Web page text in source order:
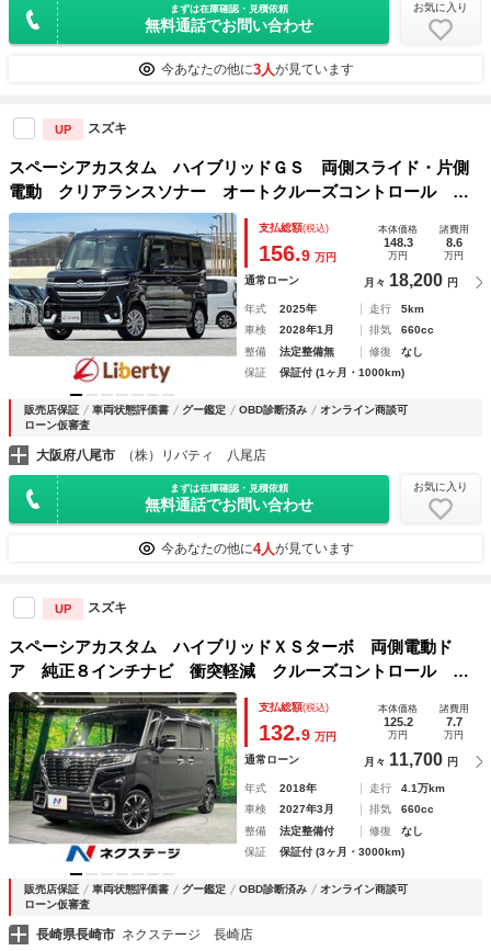
まずは在庫確認・見積依頼
無料通話でお問い合わせ
お気に入り
今あなたの他に3人が見ています
UP スズキ
スペーシアカスタム ハイブリッドＧＳ 両側スライド・片側
電動 クリアランスソナー オートクルーズコントロール レ
ーンアシスト スマートキー アイドリングストップ 電動格
納ミラー シートヒーター ベンチシート ＣＶＴ ＥＳＣ
アルミホイール
支払総額(税込)
156.9 万円
本体価格
148.3
万円
諸費用
8.6
万円
通常ローン 月々 18,200 円
年式 2025年 走行
5km
車検
2028年1月 排気
660cc
整備
法定整備無 修復
なし
保証
保証付 (1ヶ月・1000km)
販売店保証 車両状態評価書 グー鑑定 OBD診断済み
オンライン商談可
ローン仮審査
大阪府八尾市 （株）リバティ 八尾店
まずは在庫確認・見積依頼
無料通話でお問い合わせ
お気に入り
今あなたの他に4人が見ています
UP スズキ
スペーシアカスタム ハイブリッドＸＳターボ 両側電動ド
ア 純正８インチナビ 衝突軽減 クルーズコントロール 禁
煙車 ハーフレザーシート シートヒーター コーナーセンサ
ー スマートキー ＬＥＤヘッド ビルトインＥＴＣ 純正１
４インチアルミ
支払総額(税込)
132.9 万円
本体価格
125.2
万円
諸費用
7.7
万円
通常ローン 月々 11,700 円
年式 2018年 走行
4.1万km
車検
2027年3月 排気
660cc
整備
法定整備付 修復
なし
保証
保証付 (3ヶ月・3000km)
販売店保証 車両状態評価書 グー鑑定 OBD診断済み
オンライン商談可
ローン仮審査
長崎県長崎市 ネクステージ 長崎店